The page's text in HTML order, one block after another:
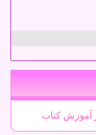
آموزش كتاب